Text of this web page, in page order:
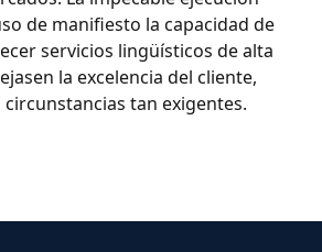
de manifiesto la capacidad de
servicios lingüísticos de alta
la excelencia del cliente,
tan exigentes.